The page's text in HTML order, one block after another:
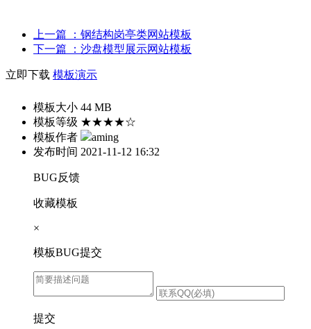
上一篇
：钢结构岗亭类网站模板
下一篇
：沙盘模型展示网站模板
立即下载 模板演示
模板大小 44 MB
模板等级 ★★★★☆
模板作者
aming
发布时间 2021-11-12 16:32
BUG反馈
收藏模板
×
模板BUG提交
提交